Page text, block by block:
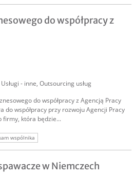
aplikacja mobilna
do współpracy z
Usługi - inne, Outsourcing usług
do współpracy z Agencją Pracy
do współpracy przy rozwoju Agencji Pracy
firmy, która będzie...
wspólnika
w Niemczech